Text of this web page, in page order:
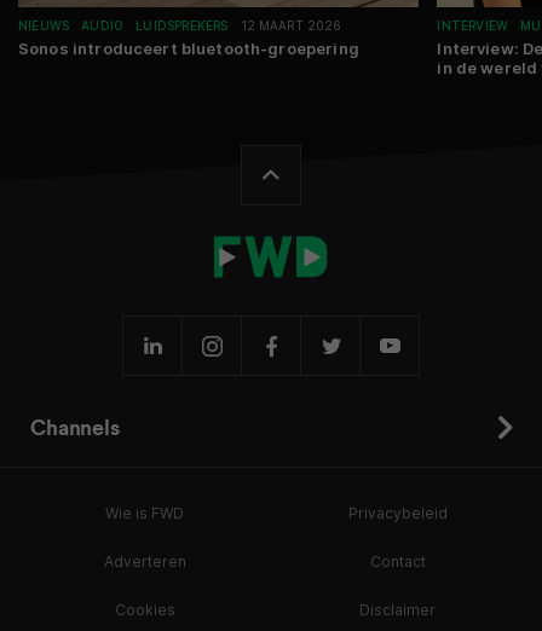
NIEUWS AUDIO LUIDSPREKERS 12 MAART 2026
Sonos introduceert bluetooth-groepering
INTERVIEW
Interview:
in de wereld
Channels
Wie is FWD Privacybeleid
Adverteren Contact
Cookies Disclaimer